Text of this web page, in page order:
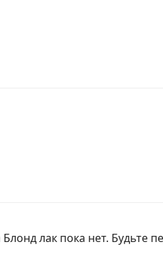
лак пока нет. Будьте